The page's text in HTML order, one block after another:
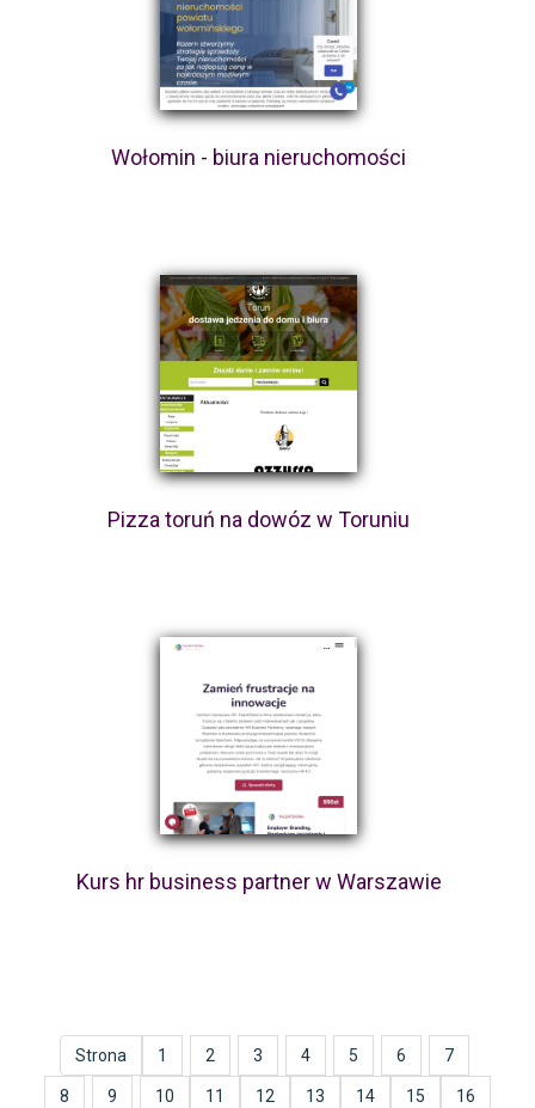
Wołomin - biura nieruchomości
Pizza toruń na dowóz w Toruniu
Kurs hr business partner w Warszawie
Strona 1 2 3 4 5 6 7
8 9 10 11 12 13 14 15 16